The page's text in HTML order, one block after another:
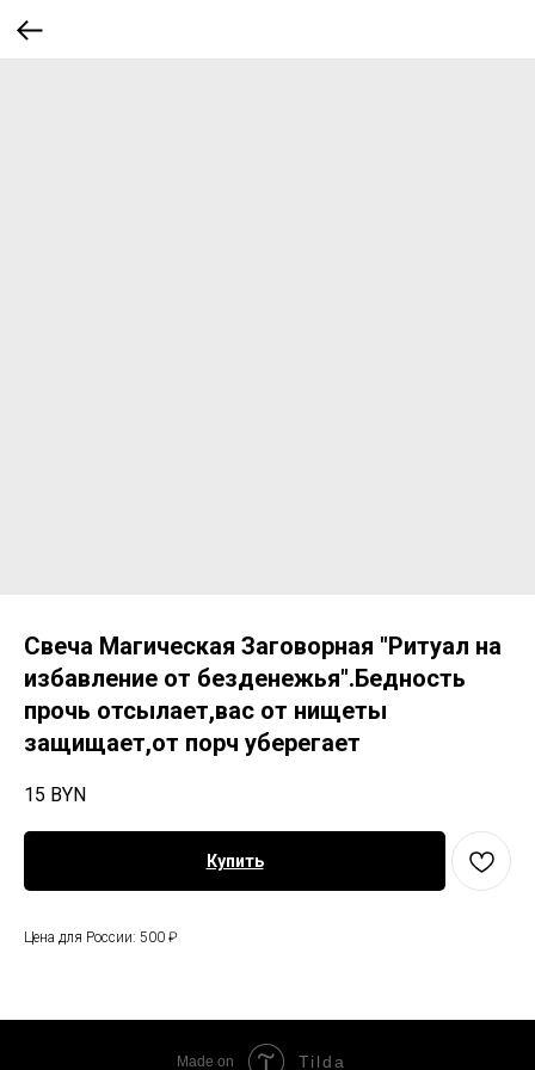
Свеча Магическая Заговорная "Ритуал на
избавление от безденежья".Бедность
прочь отсылает,вас от нищеты
защищает,от порч уберегает
15 BYN
Купить
Цена для России: 500 ₽
Made on Tilda